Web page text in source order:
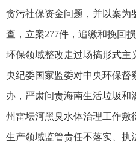
贪污社保资金问题，并以案为
查，立案277件，追缴和挽回
环保领域整改走过场搞形式主
央纪委国家监委对中央环保督
办，严肃问责海南生活垃圾和
州雷坛河黑臭水体治理工作敷
生产领域监管责任不落实、执